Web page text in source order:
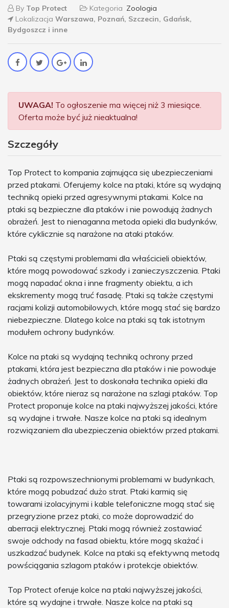
By Top Protect Kategoria Zoologia
Lokalizacja Warszawa, Poznań, Szczecin, Gdańsk,
Bydgoszcz i inne
UWAGA! To ogłoszenie ma więcej niż 3 miesiące.
Oferta może być już nieaktualna!
Szczegóły
Top Protect to kompania zajmująca się ubezpieczeniami
przed ptakami. Oferujemy kolce na ptaki, które są wydajną
techniką opieki przed agresywnymi ptakami. Kolce na
ptaki są bezpieczne dla ptaków i nie powodują żadnych
obrażeń. Jest to nienaganna metoda opieki dla budynków,
które cyklicznie są narażone na ataki ptaków.
Ptaki są częstymi problemami dla właścicieli obiektów,
które mogą powodować szkody i zanieczyszczenia. Ptaki
mogą napadać okna i inne fragmenty obiektu, a ich
ekskrementy mogą truć fasadę. Ptaki są także częstymi
racjami kolizji automobilowych, które mogą stać się bardzo
niebezpieczne. Dlatego kolce na ptaki są tak istotnym
modułem ochrony budynków.
Kolce na ptaki są wydajną techniką ochrony przed
ptakami, która jest bezpieczna dla ptaków i nie powoduje
żadnych obrażeń. Jest to doskonała technika opieki dla
obiektów, które nieraz są narażone na szlagi ptaków. Top
Protect proponuje kolce na ptaki najwyższej jakości, które
są wydajne i trwałe. Nasze kolce na ptaki są idealnym
rozwiązaniem dla ubezpieczenia obiektów przed ptakami.
Ptaki są rozpowszechnionymi problemami w budynkach,
które mogą pobudzać dużo strat. Ptaki karmią się
towarami izolacyjnymi i kable telefoniczne mogą stać się
przegryzione przez ptaki, co może doprowadzić do
aberracji elektrycznej. Ptaki mogą również zostawiać
swoje odchody na fasad obiektu, które mogą skażać i
uszkadzać budynek. Kolce na ptaki są efektywną metodą
powściągania szlagom ptaków i protekcje obiektów.
Top Protect oferuje kolce na ptaki najwyższej jakości,
które są wydajne i trwałe. Nasze kolce na ptaki są